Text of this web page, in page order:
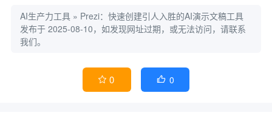
AI生产力工具 » Prezi：快速创建引人入胜的AI演示文稿工具
发布于 2025-08-10，如发现网址过期，或无法访问，请联系
我们。
 0  0